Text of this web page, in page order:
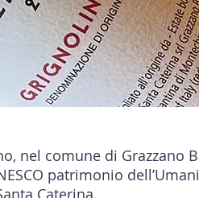
nel comune di Grazzano
patrimonio
Caterina.